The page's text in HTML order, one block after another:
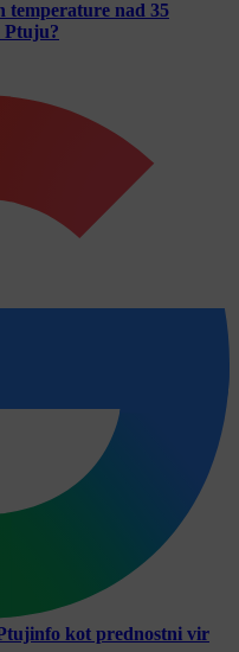
temperature nad 35
Ptuju?
kot prednostni vir